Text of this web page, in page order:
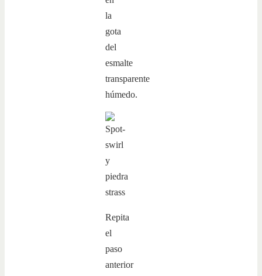
la
gota
del
esmalte
transparente
húmedo.
Repita
el
paso
anterior